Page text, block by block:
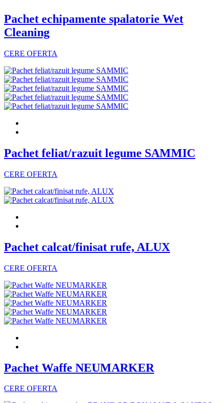
Pachet echipamente spalatorie Wet
Cleaning
CERE OFERTA
Pachet feliat/razuit legume SAMMIC
CERE OFERTA
Pachet calcat/finisat rufe, ALUX
CERE OFERTA
Pachet Waffe NEUMARKER
CERE OFERTA